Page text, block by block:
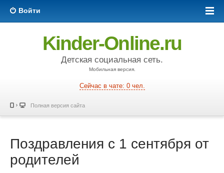
Войти
Kinder-Online.ru
Детская социальная сеть.
Мобильная версия.
Сейчас в чате: 0 чел.
Полная версия сайта
Поздравления с 1 сентября от
родителей